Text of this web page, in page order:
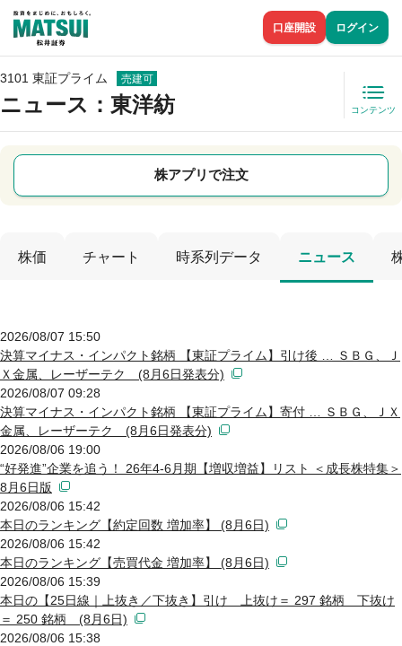
口座開設 ログイン
3101 東証プライム 売建可
ニュース ：東洋紡 コンテンツ
株アプリで注文
株価 チャート 時系列データ ニュース
2026/08/07 15:50
決算マイナス・インパクト銘柄 【東証プライム】引け後 … ＳＢＧ、Ｊ
Ｘ金属、レーザーテク (8月6日発表分)
2026/08/07 09:28
決算マイナス・インパクト銘柄 【東証プライム】寄付 … ＳＢＧ、ＪＸ
金属、レーザーテク (8月6日発表分)
2026/08/06 19:00
“好発進”企業を追う！ 26年4-6月期【増収増益】リスト ＜成長株特集＞
8月6日版
2026/08/06 15:42
本日のランキング【約定回数 増加率】 (8月6日)
2026/08/06 15:42
本日のランキング【売買代金 増加率】 (8月6日)
2026/08/06 15:39
本日の【25日線｜上抜き／下抜き】引け 上抜け＝ 297 銘柄 下抜け
＝ 250 銘柄 (8月6日)
2026/08/06 15:38